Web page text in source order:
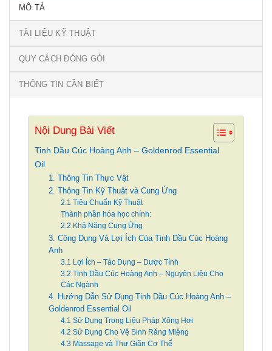
MÔ TẢ
TÀI LIỆU KỸ THUẬT
QUY CÁCH ĐÓNG GÓI
THÔNG TIN CẦN BIẾT
Nội Dung Bài Viết
Tinh Dầu Cúc Hoàng Anh – Goldenrod Essential
Oil
1. Thông Tin Thực Vật
2. Thông Tin Kỹ Thuật và Cung Ứng
2.1 Tiêu Chuẩn Kỹ Thuật
Thành phần hóa học chính:
2.2 Khả Năng Cung Ứng
3. Công Dụng Và Lợi Ích Của Tinh Dầu Cúc Hoàng
Anh
3.1 Lợi Ích – Tác Dụng – Dược Tính
3.2 Tinh Dầu Cúc Hoàng Anh – Nguyên Liệu Cho
Các Ngành
4. Hướng Dẫn Sử Dụng Tinh Dầu Cúc Hoàng Anh –
Goldenrod Essential Oil
4.1 Sử Dụng Trong Liệu Pháp Xông Hơi
4.2 Sử Dụng Cho Vệ Sinh Răng Miệng
4.3 Massage và Thư Giãn Cơ Thể